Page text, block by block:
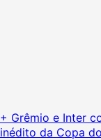
+ Grêmio e Inter
inédito da Copa